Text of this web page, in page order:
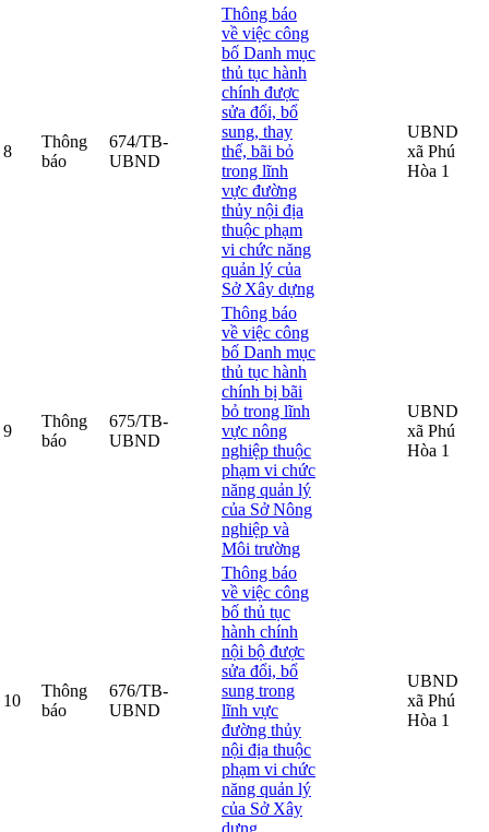
8
Thông
báo
674/TB-
UBND
Thông báo
về việc công
bố Danh mục
thủ tục hành
chính được
sửa đổi, bổ
sung, thay
thế, bãi bỏ
trong lĩnh
vực đường
thủy nội địa
thuộc phạm
vi chức năng
quản lý của
Sở Xây dựng
UBND
xã Phú
Hòa 1
9
Thông
báo
675/TB-
UBND
Thông báo
về việc công
bố Danh mục
thủ tục hành
chính bị bãi
bỏ trong lĩnh
vực nông
nghiệp thuộc
phạm vi chức
năng quản lý
của Sở Nông
nghiệp và
Môi trường
UBND
xã Phú
Hòa 1
10
Thông
báo
676/TB-
UBND
Thông báo
về việc công
bố thủ tục
hành chính
nội bộ được
sửa đổi, bổ
sung trong
lĩnh vực
đường thủy
nội địa thuộc
phạm vi chức
năng quản lý
của Sở Xây
dựng
UBND
xã Phú
Hòa 1